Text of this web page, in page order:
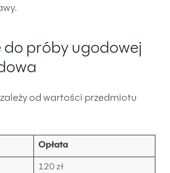
do próby ugodowej
od wartości przedmiotu
Opłata
120 zł